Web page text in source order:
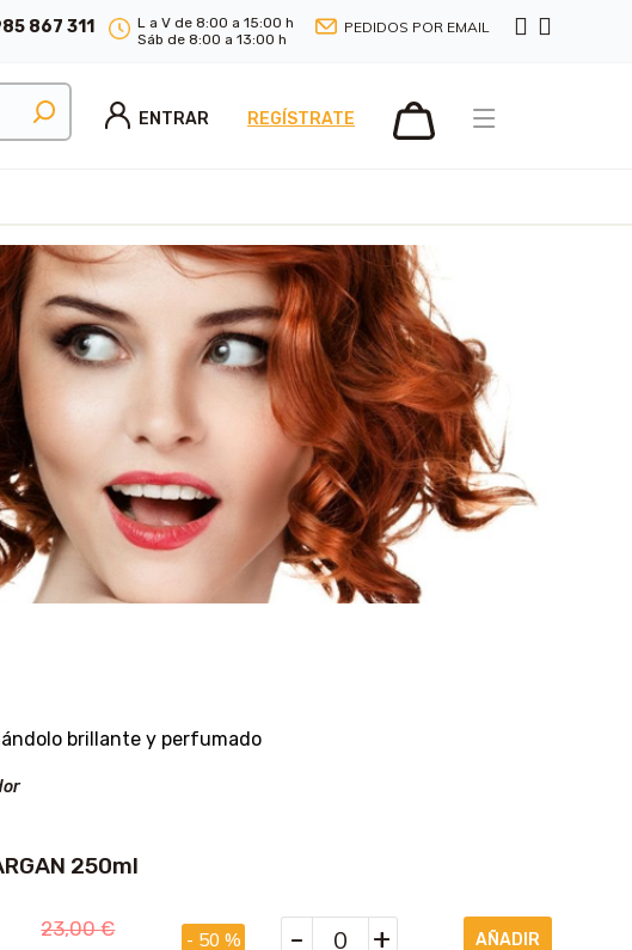
867 311
L a V de 8:00 a 15:00 h
Sáb de 8:00 a 13:00 h
PEDIDOS POR EMAIL
ENTRAR REGÍSTRATE
brillante y perfumado
250ml
23,00€ - 50 % - +